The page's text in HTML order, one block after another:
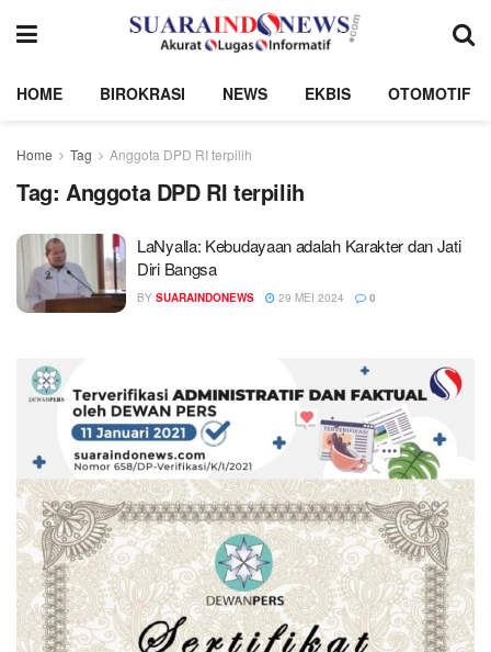
HOME BIROKRASI NEWS EKBIS OTOMOTIF
Home Tag Anggota DPD RI terpilih
Tag: Anggota DPD RI terpilih
LaNyalla: Kebudayaan adalah Karakter dan Jati
Diri Bangsa
BY SUARAINDONEWS 29 MEI 2024 0